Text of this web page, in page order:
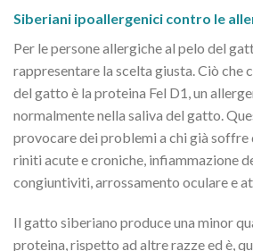
Siberiani ipoallergenici contro le
Per le persone allergiche al pelo del
rappresentare la scelta giusta. Ciò che
del gatto è la proteina Fel D1, un
normalmente nella saliva del gatto.
provocare dei problemi a chi già soffre
riniti acute e croniche, infiammazione
congiuntiviti, arrossamento oculare e
Il gatto siberiano produce una minor
proteina, rispetto ad altre razze ed è,